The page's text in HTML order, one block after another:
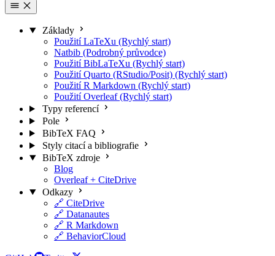
Základy
Použití LaTeXu (Rychlý start)
Natbib (Podrobný průvodce)
Použití BibLaTeXu (Rychlý start)
Použití Quarto (RStudio/Posit) (Rychlý start)
Použití R Markdown (Rychlý start)
Použití Overleaf (Rychlý start)
Typy referencí
Pole
BibTeX FAQ
Styly citací a bibliografie
BibTeX zdroje
Blog
Overleaf + CiteDrive
Odkazy
🔗 CiteDrive
🔗 Datanautes
🔗 R Markdown
🔗 BehaviorCloud